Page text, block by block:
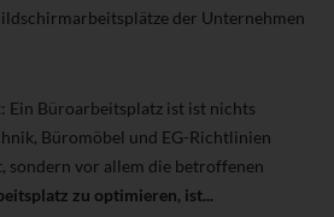
der Unternehmen
Ein Büroarbeitsplatz ist ist nichts
Büromöbel und EG-Richtlinien
sondern vor allem die betroffenen
zu optimieren, ist...